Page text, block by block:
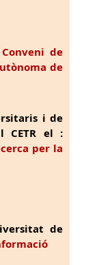
Conveni de
de
i de
CETR el :
per la
de